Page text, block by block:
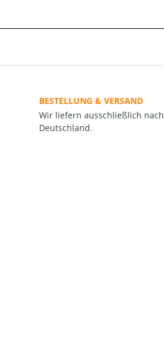
BESTELLUNG & VERSAND
Wir liefern ausschließlich nach
Deutschland.